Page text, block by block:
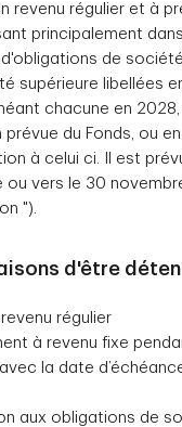
revenu régulier et à
principalement
de
supérieure libellées
chacune en
du Fonds, ou en
à celui ci. Il est
ou vers le 30
").
d'être
régulier
à revenu fixe
la date
aux obligations de